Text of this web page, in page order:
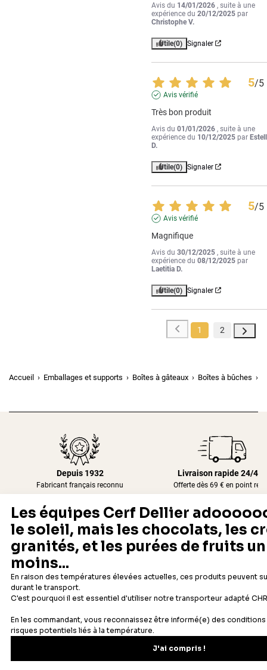
Avis du 14/01/2026 , suite à une
expérience du20/12/2025 par
Christophe V.
Utile(0) Signaler
5/5
Avis vérifié
Très bon produit
Avis du01/01/2026 , suite à une
expérience du 10/12/2025 par
D.
Utile(0) Signaler
5/5
Avis vérifié
Magnifique
Avis du30/12/2025 , suite à une
expérience du08/12/2025 par
Laetitia D.
Utile(0) Signaler
1 2
Accueil Emballages et supports Boîtes à gâteaux Boîtes à bûches
Depuis 1932
Fabricant français reconnu
Livraison rapide 24/48h
Offerte dès 69 € en point
Newsletter
Recevez les recettes, astuces et offres spéciales.
S'inscrire
Vous pourrez vous désinscrire depuis votre espace client.